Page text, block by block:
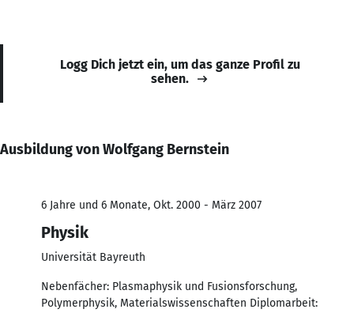
Logg Dich jetzt ein, um das ganze Profil zu
sehen.
Ausbildung von Wolfgang Bernstein
6 Jahre und 6 Monate, Okt. 2000 - März 2007
Physik
Universität Bayreuth
Nebenfächer: Plasmaphysik und Fusionsforschung,
Polymerphysik, Materialswissenschaften Diplomarbeit: